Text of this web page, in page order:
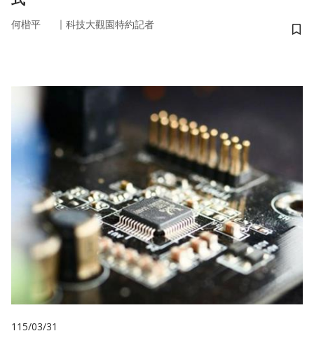
何楷平 ｜ 科技大觀園特約記者
儲
115/03/31